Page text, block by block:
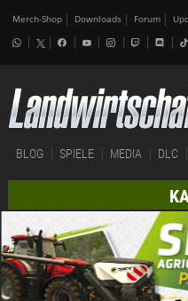
Merch-Shop Downloads Forum
BLOG SPIELE MEDIA DLC